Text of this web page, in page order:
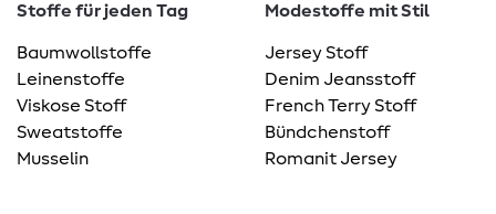
Stoffe für jeden Tag
Baumwollstoffe
Leinenstoffe
Viskose Stoff
Sweatstoffe
Musselin
Modestoffe mit Stil
Jersey Stoff
Denim Jeansstoff
French Terry Stoff
Bündchenstoff
Romanit Jersey